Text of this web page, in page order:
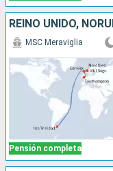
Pensión completa
MSC Meraviglia